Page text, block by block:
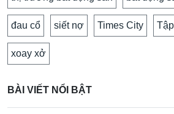
đau cổ siết nợ Times City
xoay xở
BÀI VIẾT NỔI BẬT